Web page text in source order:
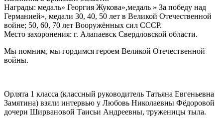
Награды: медаль» Георгия Жукова»,медаль » За победу над
Германией», медали 30, 40, 50 лет в Великой Отечественной
войне; 50, 60, 70 лет Вооружённых сил СССР.
Место захоронения: г. Алапаевск Свердловской области.
Мы помним, мы гордимся героем Великой Отечественной
войны.
Орлята 1 класса (классный руководитель Татьяна Евгеньевна
Замятина) взяли интервью у Любовь Николаевны Фёдоровой
дочери Ширвановой Таисьи Андреевны, труженицы тыла.